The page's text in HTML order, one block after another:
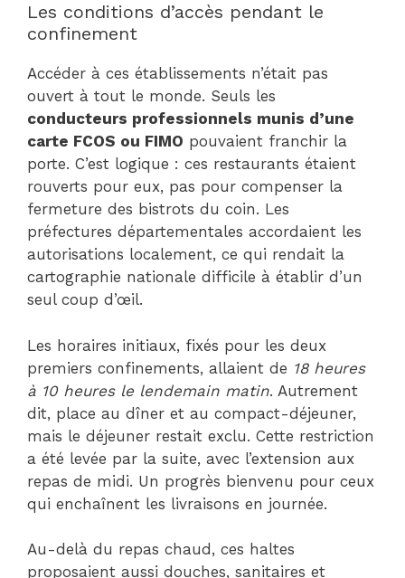
Les conditions d’accès pendant le
confinement
Accéder à ces établissements n’était pas
ouvert à tout le monde. Seuls les
conducteurs professionnels munis d’une
carte FCOS ou FIMO pouvaient franchir la
porte. C’est logique : ces restaurants étaient
rouverts pour eux, pas pour compenser la
fermeture des bistrots du coin. Les
préfectures départementales accordaient les
autorisations localement, ce qui rendait la
cartographie nationale difficile à établir d’un
seul coup d’œil.
Les horaires initiaux, fixés pour les deux
premiers confinements, allaient de 18 heures
à 10 heures le lendemain matin. Autrement
dit, place au dîner et au compact-déjeuner,
mais le déjeuner restait exclu. Cette restriction
a été levée par la suite, avec l’extension aux
repas de midi. Un progrès bienvenu pour ceux
qui enchaînent les livraisons en journée.
Au-delà du repas chaud, ces haltes
proposaient aussi douches, sanitaires et